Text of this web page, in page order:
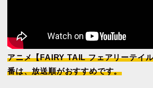
アニメ【FAIRY TAIL フェアリーテイ
番は、放送順がおすすめです。